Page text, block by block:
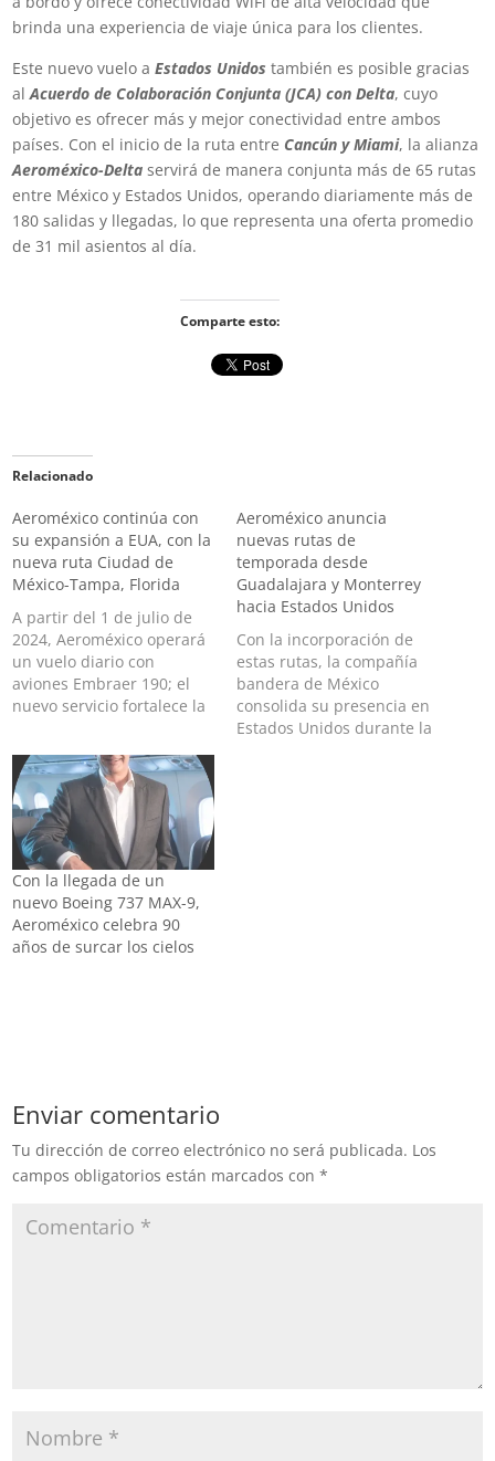
brinda una experiencia de viaje única para los clientes.
Este nuevo vuelo aEstados Unidos también es posible gracias
alAcuerdo de Colaboración Conjunta (JCA) con Delta, cuyo
objetivo es ofrecer más y mejor conectividad entre ambos
países. Con el inicio de la ruta entre Cancún y Miami, la alianza
Aeroméxico-Delta servirá de manera conjunta más de 65 rutas
entre México y Estados Unidos, operando diariamente más de
180 salidas y llegadas, lo que representa una oferta promedio
de 31 mil asientos al día.
Comparte esto:
Relacionado
Aeroméxico continúa con
su expansión a EUA, con la
nueva ruta Ciudad de
México-Tampa, Florida
A partir del 1 de julio de
2024, Aeroméxico operará
un vuelo diario con
aviones Embraer 190; el
nuevo servicio fortalece la
Florida, donde ya vuela
hacia Miami y Orlando
Para expandir la red de
conectividad entre México
y Estados Unidos, el
próximo 1 de julio…
Aeroméxico anuncia
nuevas rutas de
temporada desde
Guadalajara y Monterrey
hacia Estados Unidos
Con la incorporación de
estas rutas, la compañía
bandera de México
consolida su presencia en
Estados Unidos durante la
Con la llegada de un
nuevo Boeing 737 MAX-9,
Aeroméxico celebra 90
años de surcar los cielos
Enviar comentario
Tu dirección de correo electrónico no será publicada. Los
campos obligatorios están marcados con*